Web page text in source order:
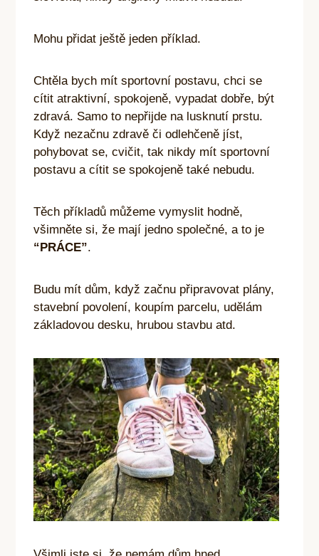
Mohu přidat ještě jeden příklad.
Chtěla bych mít sportovní postavu, chci se
cítit atraktivní, spokojeně, vypadat dobře, být
zdravá. Samo to nepřijde na lusknutí prstu.
Když nezačnu zdravě či odlehčeně jíst,
pohybovat se, cvičit, tak nikdy mít sportovní
postavu a cítit se spokojeně také nebudu.
Těch příkladů můžeme vymyslit hodně,
všimněte si, že mají jedno společné, a to je
“PRÁCE”.
Budu mít dům, když začnu připravovat plány,
stavební povolení, koupím parcelu, udělám
základovou desku, hrubou stavbu atd.